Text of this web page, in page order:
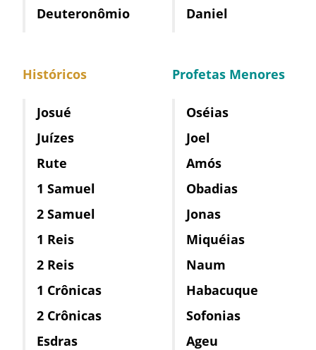
Deuteronômio
Históricos
Josué
Juízes
Rute
1 Samuel
2 Samuel
1 Reis
2 Reis
1 Crônicas
2 Crônicas
Esdras
Daniel
Profetas Menores
Oséias
Joel
Amós
Obadias
Jonas
Miquéias
Naum
Habacuque
Sofonias
Ageu